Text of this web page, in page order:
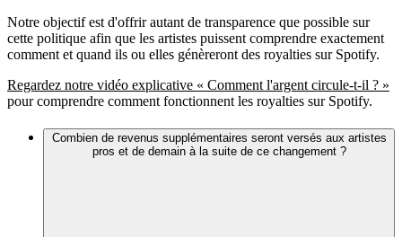
Notre objectif est d'offrir autant de transparence que possible sur
cette politique afin que les artistes puissent comprendre exactement
comment et quand ils ou elles génèreront des royalties sur Spotify.
Regardez notre vidéo explicative « Comment l'argent circule-t-il ? »
pour comprendre comment fonctionnent les royalties sur Spotify.
Combien de revenus supplémentaires seront versés aux artistes
pros et de demain à la suite de ce changement ?